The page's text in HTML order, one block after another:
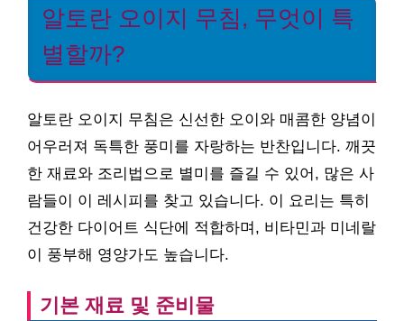
알토란 오이지 무침, 무엇이 특
별할까?
알토란 오이지 무침은 신선한 오이와 매콤한 양념이
어우러져 독특한 풍미를 자랑하는 반찬입니다. 깨끗
한 재료와 조리법으로 별미를 즐길 수 있어, 많은 사
람들이 이 레시피를 찾고 있습니다. 이 요리는 특히
건강한 다이어트 식단에 적합하며, 비타민과 미네랄
이 풍부해 영양가도 높습니다.
기본 재료 및 준비물